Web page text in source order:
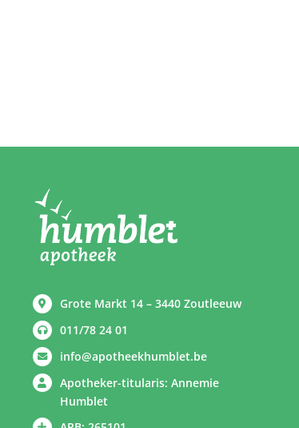
Grote Markt 14 – 3440 Zoutleeuw
011/78 24 01
info@apotheekhumblet.be
Apotheker-titularis: Annemie
Humblet